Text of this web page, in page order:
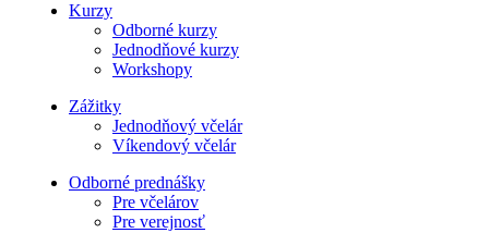
Kurzy
Odborné kurzy
Jednodňové kurzy
Workshopy
Zážitky
Jednodňový včelár
Víkendový včelár
Odborné prednášky
Pre včelárov
Pre verejnosť